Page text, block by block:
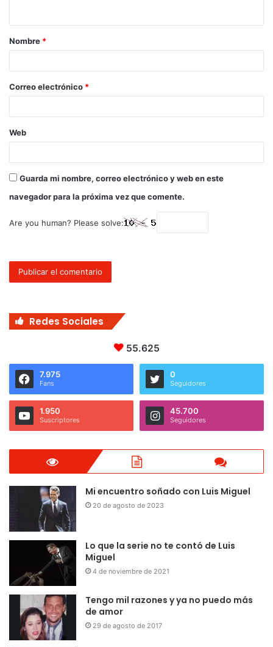
Nombre *
Correo electrónico *
Web
Guarda mi nombre, correo electrónico y web en este
navegador para la próxima vez que comente.
Are you human? Please solve:
Redes Sociales
55.625
7.975
Fans
0
Seguidores
1.950
Suscriptores
45.700
Seguidores
Mi encuentro soñado con Luis Miguel
20 de agosto de 2023
Lo que la serie no te contó de Luis
Miguel
4 de noviembre de 2021
Tengo mil razones y ya no puedo más
de amor
29 de agosto de 2017